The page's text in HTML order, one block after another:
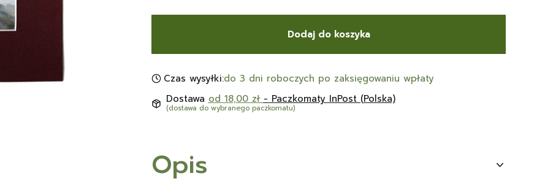
Dodaj do koszyka
Czas wysyłki:do 3 dni roboczych po zaksięgowaniu wpłaty
Dostawa od 18,00 zł - Paczkomaty InPost (Polska)
(dostawa do wybranego paczkomatu)
Opis